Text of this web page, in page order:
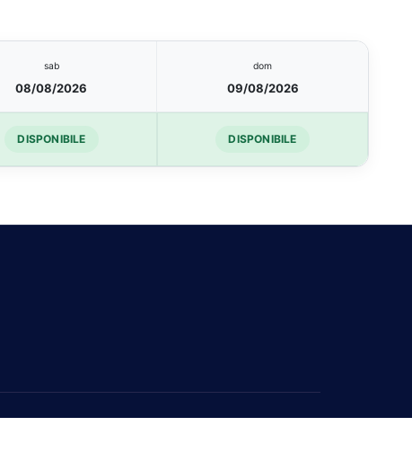
sab
08/08/2026
dom
09/08/2026
DISPONIBILE DISPONIBILE